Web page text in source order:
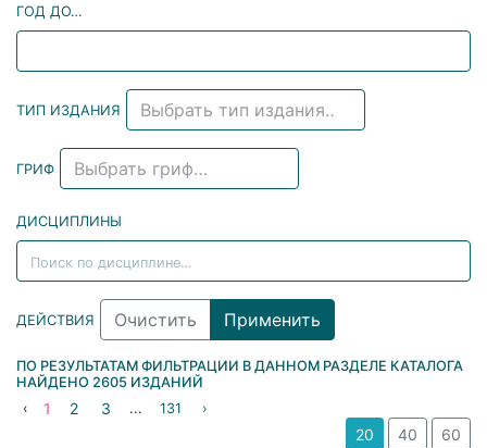
ГОД ДО…
ТИП ИЗДАНИЯ Выбрать тип издания…
ГРИФ Выбрать гриф…
ДИСЦИПЛИНЫ
ДЕЙСТВИЯ
ПО РЕЗУЛЬТАТАМ ФИЛЬТРАЦИИ В ДАННОМ РАЗДЕЛЕ КАТАЛОГА
НАЙДЕНО 2605 ИЗДАНИЙ
‹
1 2 3 ... 131 ›
20 40 60